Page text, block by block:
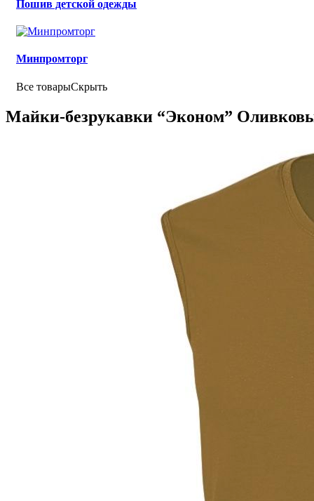
Пошив детской одежды
Минпромторг
Все товарыСкрыть
Майки-безрукавки “Эконом”